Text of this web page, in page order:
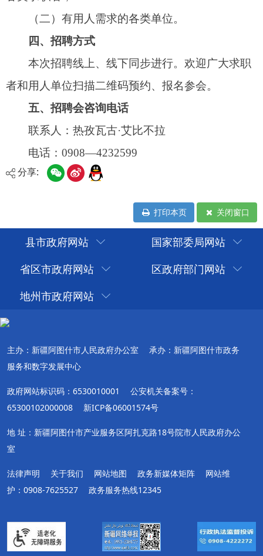
分享:
打印本页 关闭窗口
县市政府网站
国家部委局网站
省区市政府网站
区政府部门网站
地州市政府网站
主办：新疆阿图什市人民政府办公室
承办：新疆阿图什市政务
服务和数字发展中心
政府网站标识码：6530010001
公安机关备案号：
65300102000008
新ICP备06001574号
地 址：新疆阿图什市产业服务区阿扎克路18号院市人民政府办公
室
法律声明 关于我们 网站地图 政务新媒体矩阵
网站维
护：0908-7625527
政务服务热线12345